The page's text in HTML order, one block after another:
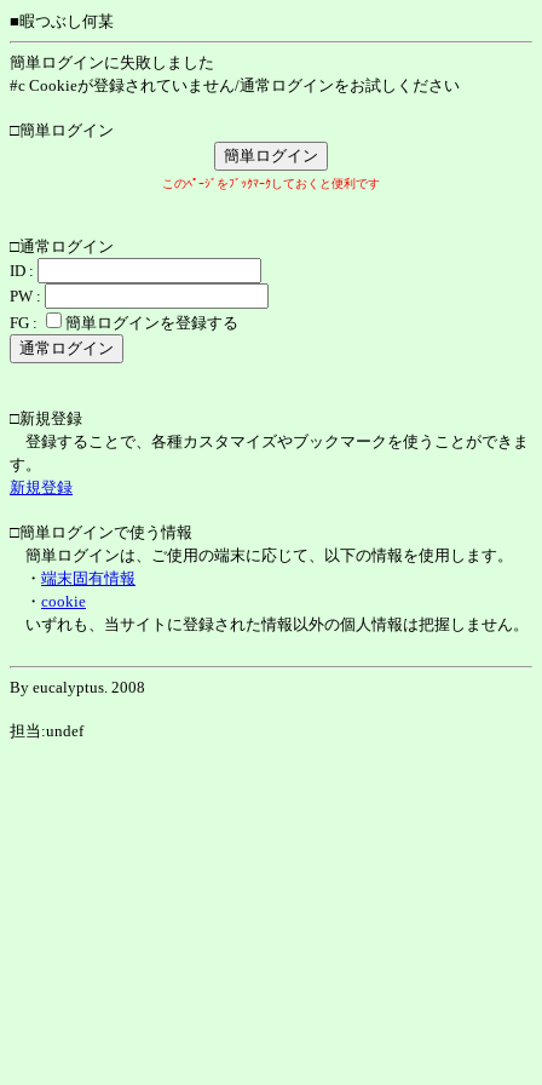
■暇つぶし何某
簡単ログインに失敗しました
#c Cookieが登録されていません/通常ログインをお試しください
□簡単ログイン
このﾍﾟｰｼﾞをﾌﾞｯｸﾏｰｸしておくと便利です
□通常ログイン
ID :
PW :
FG :
簡単ログインを登録する
□新規登録
登録することで、各種カスタマイズやブックマークを使うことができま
す。
新規登録
□簡単ログインで使う情報
簡単ログインは、ご使用の端末に応じて、以下の情報を使用します。
・ 端末固有情報
・ cookie
いずれも、当サイトに登録された情報以外の個人情報は把握しません。
By eucalyptus. 2008
担当:undef